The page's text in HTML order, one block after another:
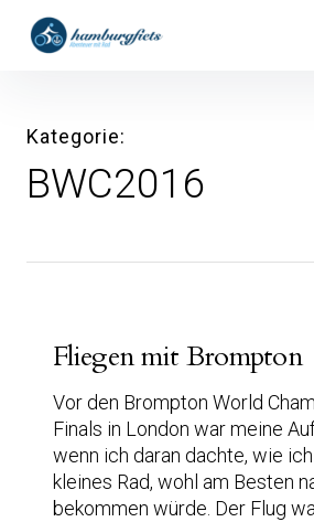
überspringen
hamburgfiets –
Kategorie
BWC2016
Fliegen mit Brompton
Vor den Brompton World
Finals in London war meine
wenn ich daran dachte, wie
kleines Rad, wohl am Besten
bekommen würde. Der Flug